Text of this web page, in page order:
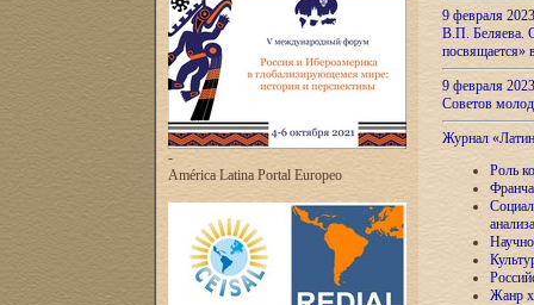
-
América Latina Portal Europeo
9 февраля
В.П. Беляева.
посвящается»
9 февраля
Советов
Журнал
Роль
анализа
Жанр